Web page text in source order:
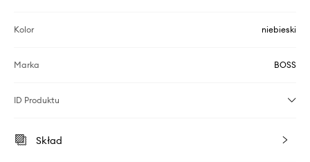
Kolor niebieski
Marka BOSS
ID Produktu
Skład